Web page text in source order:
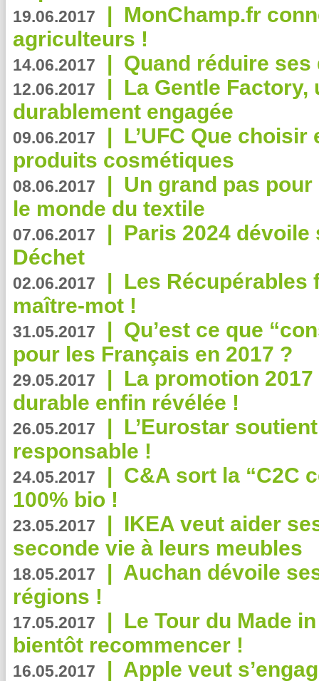
19.06.2017 | MonChamp.fr
agriculteurs !
14.06.2017 | Quand réduire
12.06.2017 | La Gentle
durablement engagée
09.06.2017 | L’UFC Que
produits cosmétiques
08.06.2017 | Un grand pas
le monde du textile
07.06.2017 | Paris 2024
Déchet
02.06.2017 | Les Récupérables
maître-mot !
31.05.2017 | Qu’est ce que
pour les Français en 2017 ?
29.05.2017 | La promotion
durable enfin révélée !
26.05.2017 | L’Eurostar
responsable !
24.05.2017 | C&A sort la “C2C
100% bio !
23.05.2017 | IKEA veut aider
seconde vie à leurs meubles
18.05.2017 | Auchan dévoile
régions !
17.05.2017 | Le Tour du Made
bientôt recommencer !
16.05.2017 | Apple veut